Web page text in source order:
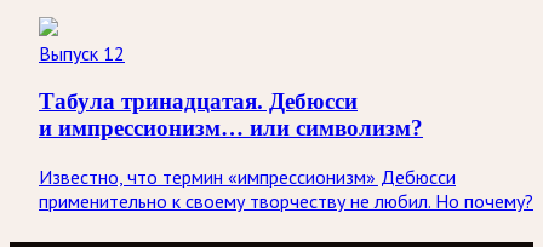
Выпуск 12
Табула тринадцатая. Дебюсси
и импрессионизм… или символизм?
Известно, что термин «импрессионизм» Дебюсси
применительно к своему творчеству не любил. Но почему?